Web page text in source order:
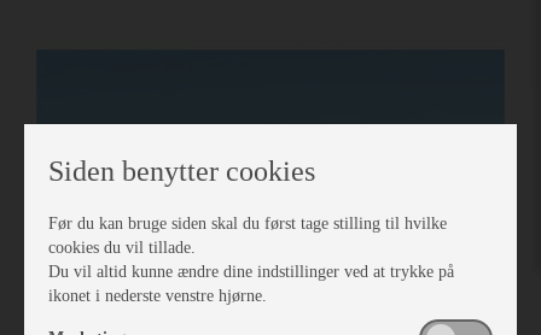
Siden benytter cookies
Før du kan bruge siden skal du først tage stilling til hvilke
cookies du vil tillade.
Du vil altid kunne ændre dine indstillinger ved at trykke på
ikonet i nederste venstre hjørne.